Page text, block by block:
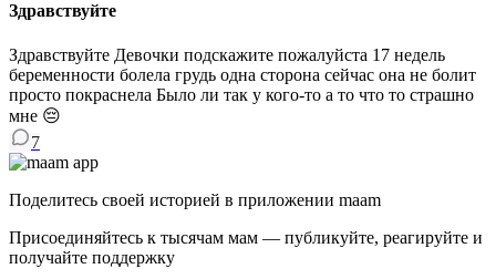
Здравствуйте
Здравствуйте Девочки подскажите пожалуйста 17 недель
беременности болела грудь одна сторона сейчас она не болит
просто покраснела Было ли так у кого-то а то что то страшно
мне 😔
7
Поделитесь своей историей в приложении maam
Присоединяйтесь к тысячам мам — публикуйте, реагируйте и
получайте поддержку